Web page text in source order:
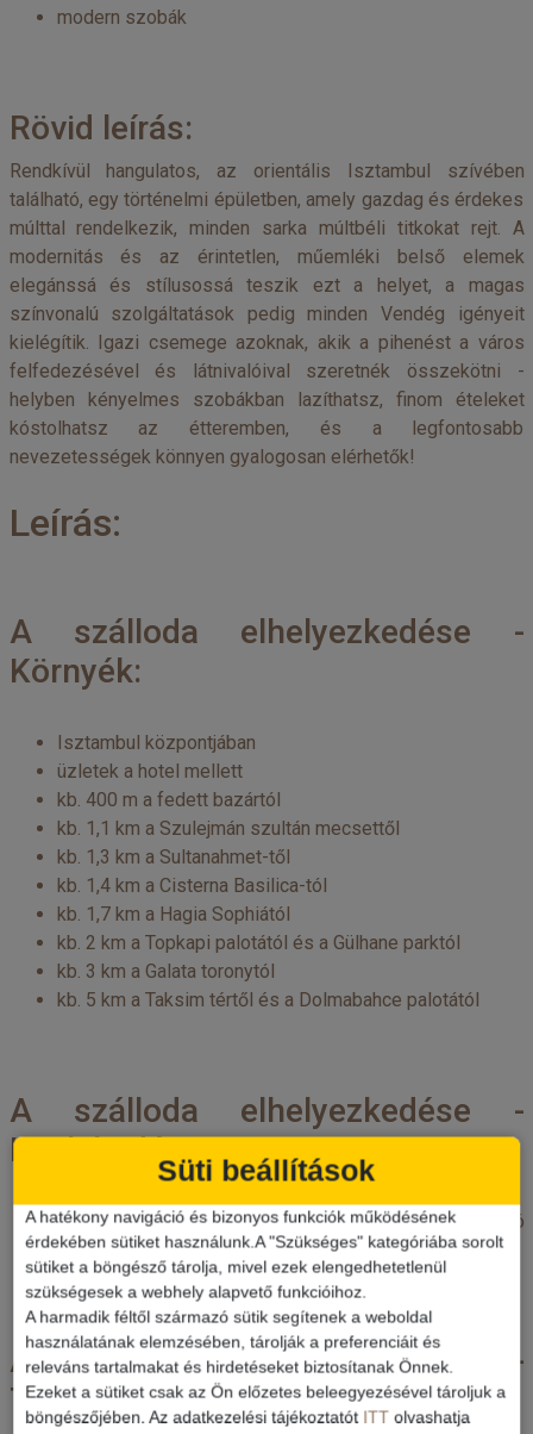
modern szobák
Rövid leírás:
Rendkívül hangulatos, az orientális Isztambul szívében
található, egy történelmi épületben, amely gazdag és érdekes
múlttal rendelkezik, minden sarka múltbéli titkokat rejt. A
modernitás és az érintetlen, műemléki belső elemek
elegánssá és stílusossá teszik ezt a helyet, a magas
színvonalú szolgáltatások pedig minden Vendég igényeit
kielégítik. Igazi csemege azoknak, akik a pihenést a város
felfedezésével és látnivalóival szeretnék összekötni -
helyben kényelmes szobákban lazíthatsz, finom ételeket
kóstolhatsz az étteremben, és a legfontosabb
nevezetességek könnyen gyalogosan elérhetők!
Leírás:
A szálloda elhelyezkedése -
Környék:
Isztambul központjában
üzletek a hotel mellett
kb. 400 m a fedett bazártól
kb. 1,1 km a Szulejmán szultán mecsettől
kb. 1,3 km a Sultanahmet-től
kb. 1,4 km a Cisterna Basilica-tól
kb. 1,7 km a Hagia Sophiától
kb. 2 km a Topkapi palotától és a Gülhane parktól
kb. 3 km a Galata toronytól
kb. 5 km a Taksim tértől és a Dolmabahce palotától
A szálloda elhelyezkedése -
Közlekedés:
buszmegálló kb. 140 m-re a hoteltől, villamosmegálló
kb. 400 m-re a hoteltől
A szálloda elhelyezkedése -
Távolság a repülőtértől:
Süti beállítások
A hatékony navigáció és bizonyos funkciók működésének
érdekében sütiket használunk.A "Szükséges" kategóriába sorolt
sütiket a böngésző tárolja, mivel ezek elengedhetetlenül
szükségesek a webhely alapvető funkcióihoz.
A harmadik féltől származó sütik segítenek a weboldal
használatának elemzésében, tárolják a preferenciáit és
releváns tartalmakat és hirdetéseket biztosítanak Önnek.
Ezeket a sütiket csak az Ön előzetes beleegyezésével tároljuk a
böngészőjében. Az adatkezelési tájékoztatót ITT olvashatja